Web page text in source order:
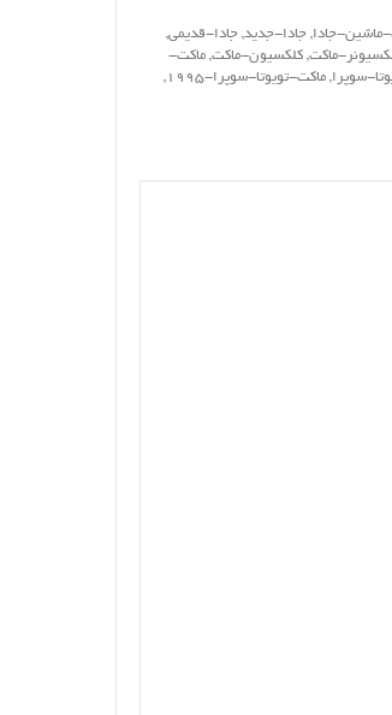
ماشین-جادا,جادا-جدید,جادا-قدیمی,
ماکت,کلکسیون-ماکت,ماکت-
سوپرا,ماکت-تویوتا-سوپرا-1995
,